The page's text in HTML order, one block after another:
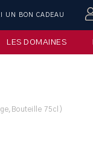
UN BON CADEAU
LES DOMAINES
75cl)